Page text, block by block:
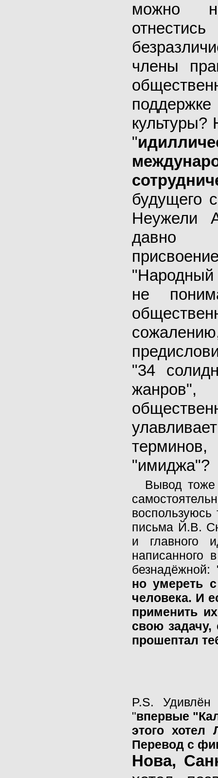
можно
члены
поддержке
"
будущего
Неужели
давно
не
"34
"имиджа"?
Вывод тоже
воспользуюсь
письма Й.В.
и главного
написанного
безнадёжной:
но умереть
человека. И
применить
свою задачу,
прошептал
P.S.
"впервые
этого хотел
Перевод с
Нова,